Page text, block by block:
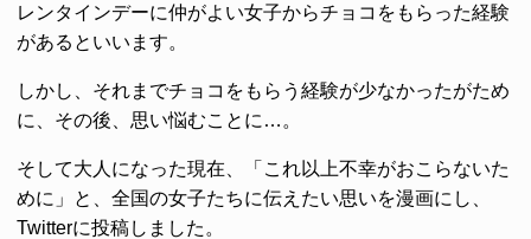
レンタインデーに仲がよい女子からチョコをもらった経験
があるといいます。
しかし、それまでチョコをもらう経験が少なかったがため
に、その後、思い悩むことに…。
そして大人になった現在、「これ以上不幸がおこらないた
めに」と、全国の女子たちに伝えたい思いを漫画にし、
Twitterに投稿しました。